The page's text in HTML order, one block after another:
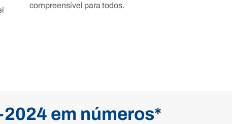
compreensível para todos.
em números*